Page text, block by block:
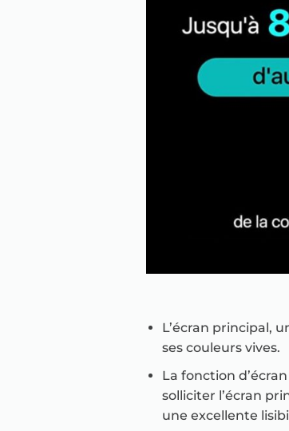
L’écran principal,
ses couleurs vives.
La fonction
solliciter l’écran
une excellente